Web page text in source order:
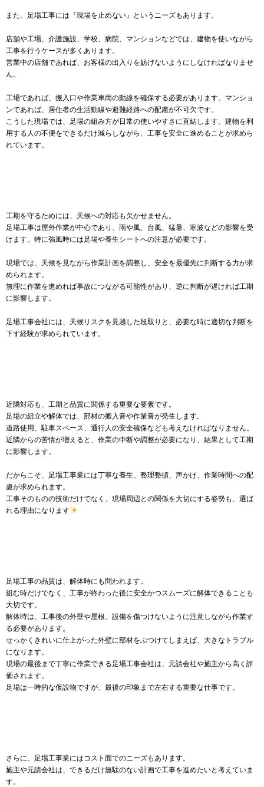
また、足場工事には『現場を止めない』というニーズもあります。
店舗や工場、介護施設、学校、病院、マンションなどでは、建物を使いながら
工事を行うケースが多くあります。
営業中の店舗であれば、お客様の出入りを妨げないようにしなければなりませ
ん。
工場であれば、搬入口や作業車両の動線を確保する必要があります。マンショ
ンであれば、居住者の生活動線や避難経路への配慮が不可欠です。
こうした現場では、足場の組み方が日常の使いやすさに直結します。建物を利
用する人の不便をできるだけ減らしながら、工事を安全に進めることが求めら
れています。
工期を守るためには、天候への対応も欠かせません。
足場工事は屋外作業が中心であり、雨や風、台風、猛暑、寒波などの影響を受
けます。特に強風時には足場や養生シートへの注意が必要です。
現場では、天候を見ながら作業計画を調整し、安全を最優先に判断する力が求
められます。
無理に作業を進めれば事故につながる可能性があり、逆に判断が遅ければ工期
に影響します。
足場工事会社には、天候リスクを見越した段取りと、必要な時に適切な判断を
下す経験が求められています。
近隣対応も、工期と品質に関係する重要な要素です。
足場の組立や解体では、部材の搬入音や作業音が発生します。
道路使用、駐車スペース、通行人の安全確保なども考えなければなりません。
近隣からの苦情が増えると、作業の中断や調整が必要になり、結果として工期
に影響します。
だからこそ、足場工事業には丁寧な養生、整理整頓、声かけ、作業時間への配
慮が求められます。
工事そのものの技術だけでなく、現場周辺との関係を大切にする姿勢も、選ば
れる理由になります
足場工事の品質は、解体時にも問われます。
組む時だけでなく、工事が終わった後に安全かつスムーズに解体できることも
大切です。
解体時は、工事後の外壁や屋根、設備を傷つけないように注意しながら作業す
る必要があります。
せっかくきれいに仕上がった外壁に部材をぶつけてしまえば、大きなトラブル
になります。
現場の最後まで丁寧に作業できる足場工事会社は、元請会社や施主から高く評
価されます。
足場は一時的な仮設物ですが、最後の印象まで左右する重要な仕事です。
さらに、足場工事業にはコスト面でのニーズもあります。
施主や元請会社は、できるだけ無駄のない計画で工事を進めたいと考えていま
す。